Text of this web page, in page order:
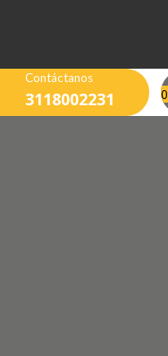
Contáctanos
3118002231 0